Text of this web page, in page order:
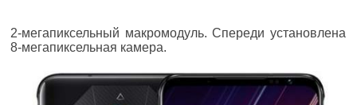
2-мегапиксельный макромодуль. Спереди установлена
8-мегапиксельная камера.